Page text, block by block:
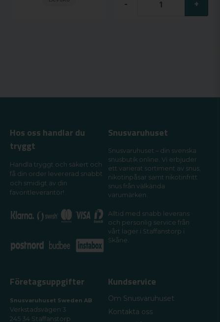
- +
Hos oss handlar du
tryggt
Handla tryggt och säkert och
få din order levererad snabbt
och smidigt av din
favoritleverantör!
Snusvaruhuset
Snusvaruhuset – din svenska
snusbutik online. Vi erbjuder
ett varierat sortiment av snus,
nikotinpåsar samt nikotinfritt
snus från välkända
varumärken.
Alltid med snabb leverans
och personlig service från
vårt lager i Staffanstorp i
Skåne.
Företagsuppgifter
Snusvaruhuset Sweden AB
Verkstadsvägen 3
245 34 Staffanstorp
Kundservice
Om Snusvaruhuset
Kontakta oss